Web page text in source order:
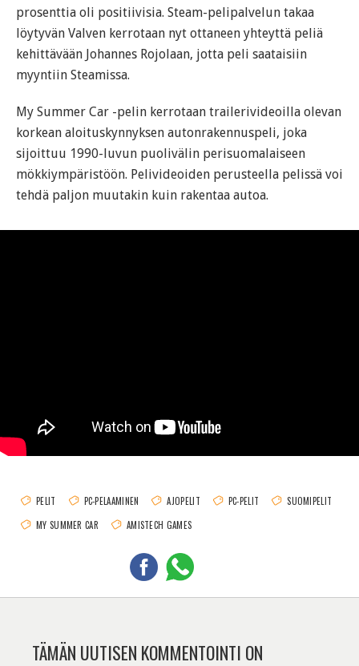
prosenttia oli positiivisia. Steam-pelipalvelun takaa
löytyvän Valven kerrotaan nyt ottaneen yhteyttä peliä
kehittävään Johannes Rojolaan, jotta peli saataisiin
myyntiin Steamissa.
My Summer Car -pelin kerrotaan trailerivideoilla olevan
korkean aloituskynnyksen autonrakennuspeli, joka
sijoittuu 1990-luvun puolivälin perisuomalaiseen
mökkiympäristöön. Pelivideoiden perusteella pelissä voi
tehdä paljon muutakin kuin rakentaa autoa.
PELIT PC-PELAAMINEN AJOPELIT PC-PELIT
SUOMIPELIT
MY SUMMER CAR
AMISTECH GAMES
TÄMÄN UUTISEN KOMMENTOINTI ON